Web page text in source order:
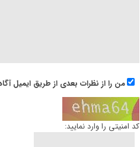
من را از نظرات بعدی از طریق ایمیل
کد امنیتی را وارد نمایید: